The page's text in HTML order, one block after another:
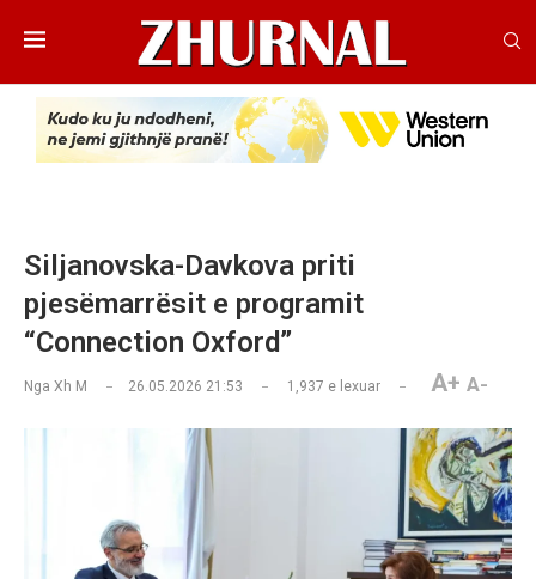
Siljanovska-Davkova priti
pjesëmarrësit e programit
“Connection Oxford”
Nga Xh M 26.05.2026 21:53 1,937 e lexuar A+ A-